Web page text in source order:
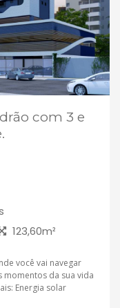
com 3 e
123,60m²
você vai navegar
momentos da sua vida
Energia solar